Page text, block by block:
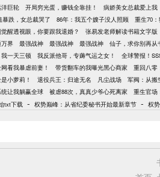
巨轮 开局穷光蛋，赚钱全靠挂！ 病娇美女总裁爱上我
跌，女总裁哭了 86年：我五个嫂子没人照顾 重生70
醒透视眼，你要跟我退婚？ 张易发老师解读书籍文字版
界 最强战神 最强战神 最强战神 仙子，求你别再从
一天三顿 我反派他哥，专薅气运之女！ 全球警报！
看我暴虐前妻！ 带货翻车的我曝光黑心商家 重回八零
小萝莉！ 退役兵王：归途无名 凡尘战场 军阀：从搬
让我躺赢全球 被虐88次，真真少爷心死离家 重生官场
txt下载 - 权势巅峰：从省纪委秘书开始最新章节 - 权